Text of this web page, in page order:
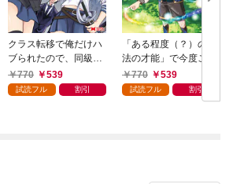
クラス転移で俺だけハ
ブられたので、同級生
ハーレム作ることにし
た（コミック） 1
770 539
試読フル 割引
「ある程度（？）の魔
法の才能」で今度こそ
異世界でスローライフ
をおくります（コミッ
770 539
試読フル 割引